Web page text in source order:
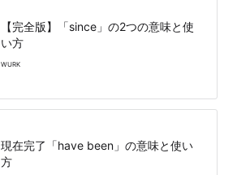
【完全版】「since」の2つの意味と使
い方
WURK
現在完了「have been」の意味と使い
方